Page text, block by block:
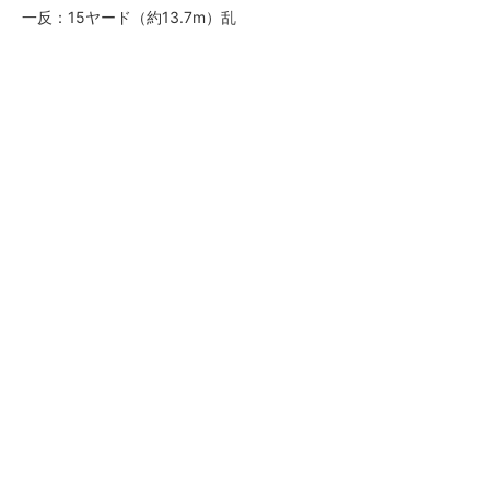
一反：15ヤード（約13.7m）乱